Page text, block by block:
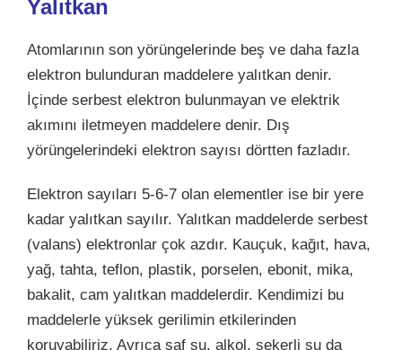
Yalıtkan
Atomlarının son yörüngelerinde beş ve daha fazla
elektron bulunduran maddelere yalıtkan denir.
İçinde serbest elektron bulunmayan ve elektrik
akımını iletmeyen maddelere denir. Dış
yörüngelerindeki elektron sayısı dörtten fazladır.
Elektron sayıları 5-6-7 olan elementler ise bir yere
kadar yalıtkan sayılır. Yalıtkan maddelerde serbest
(valans) elektronlar çok azdır. Kauçuk, kağıt, hava,
yağ, tahta, teflon, plastik, porselen, ebonit, mika,
bakalit, cam yalıtkan maddelerdir. Kendimizi bu
maddelerle yüksek gerilimin etkilerinden
koruyabiliriz. Ayrıca saf su, alkol, şekerli su da